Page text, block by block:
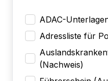
ADAC-
Adressliste für
(Nachweis)